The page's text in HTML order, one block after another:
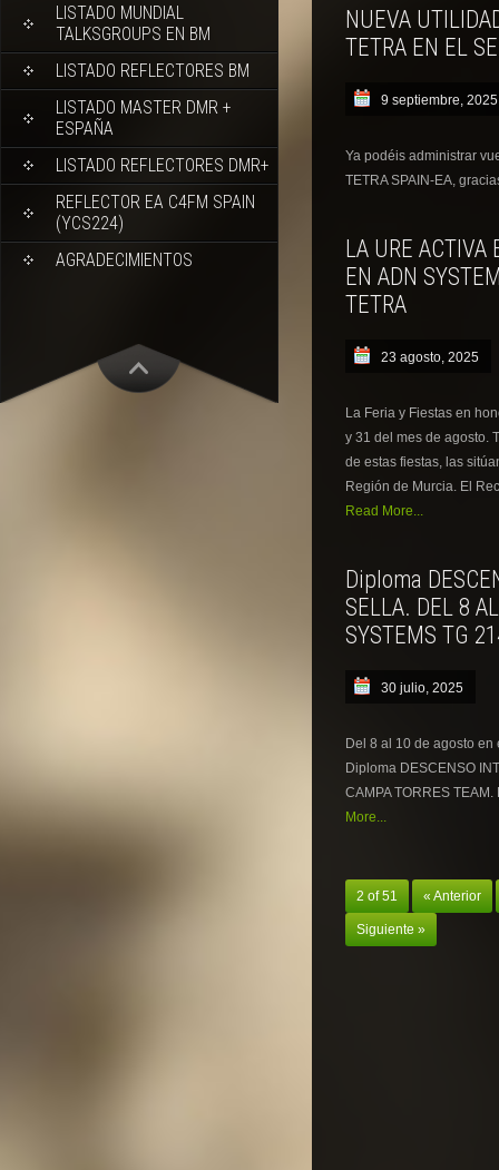
LISTADO MUNDIAL
TALKSGROUPS EN BM
LISTADO REFLECTORES BM
LISTADO MASTER DMR +
ESPAÑA
LISTADO REFLECTORES DMR+
REFLECTOR EA C4FM SPAIN
(YCS224)
AGRADECIMIENTOS
NUEVA
TETRA EN EL
9 septiembre, 2025
Ya podéis administrar
TETRA SPAIN-EA,
LA URE ACTIVA
EN ADN
TETRA
23 agosto, 2025
La Feria y Fiestas en
y 31 del mes de agosto.
de estas fiestas, las
Región de Murcia. El
Read More...
Diploma
SELLA. DEL 8
SYSTEMS TG
30 julio, 2025
Del 8 al 10 de agosto en
Diploma DESCENSO
CAMPA TORRES
More...
2 of 51 « Anterior
Siguiente »